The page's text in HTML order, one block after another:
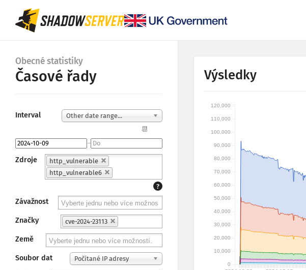
Obecné statistiky
Časové řady
Interval Other date range...
📆
–
Zdroje
http_vulnerable
http_vulnerable6
?
Závažnost
Značky cve-2024-23113
Země
Soubor dat Počítané IP adresy
Výsledky
0
10,000
20,000
30,000
40,000
50,000
60,000
70,000
80,000
90,000
100,000
110,000
120,000